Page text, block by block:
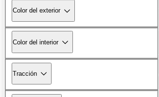
Color del exterior
Color del interior
Tracción